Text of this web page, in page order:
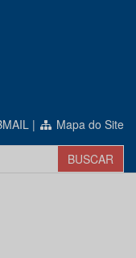
| Mapa do Site